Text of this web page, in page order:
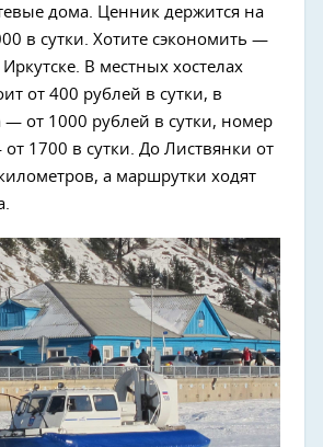
дома. Ценник держится на
в сутки. Хотите сэкономить —
В местных хостелах
от 400 рублей в сутки, в
— от 1000 рублей в сутки, номер
1700 в сутки. До Листвянки от
а маршрутки ходят